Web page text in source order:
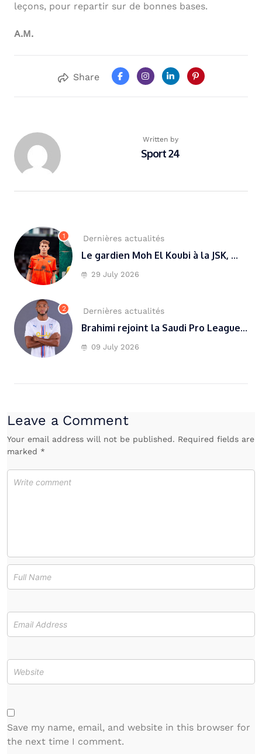
leçons, pour repartir sur de bonnes bases.
A.M.
Share
Written by
Sport 24
1 Dernières actualités
Le gardien Moh El Koubi à la JSK, ...
29 July 2026
2 Dernières actualités
Brahimi rejoint la Saudi Pro League...
09 July 2026
Leave a Comment
Your email address will not be published. Required fields are
marked *
Save my name, email, and website in this browser for
the next time I comment.